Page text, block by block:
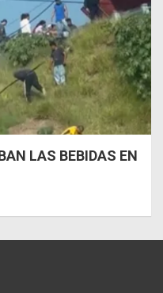
LAS BEBIDAS EN